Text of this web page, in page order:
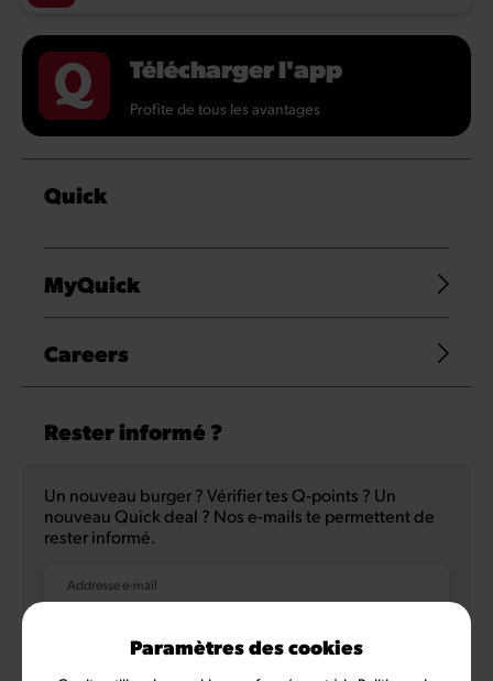
Télécharger l'app
Profite de tous les avantages
Quick
MyQuick
Careers
Rester informé ?
Un nouveau burger ? Vérifier tes Q-points ? Un
nouveau Quick deal ? Nos e-mails te permettent de
rester informé.
Addresse e-mail
Paramètres des cookies